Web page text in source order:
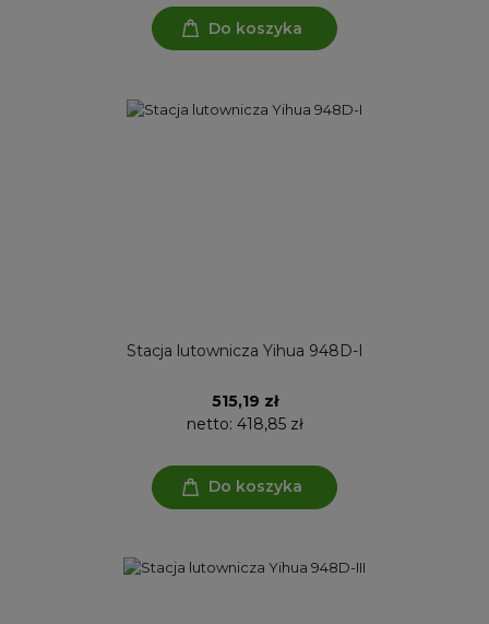
Do koszyka
Stacja lutownicza Yihua 948D-I
515,19 zł
netto: 418,85 zł
Do koszyka